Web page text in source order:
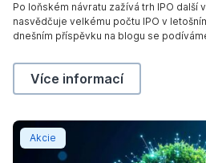
d
o
e
o
c
2
6
Po loňském návratu zažívá trh IPO další
nasvědčuje velkému počtu IPO v
dnešním příspěvku na blogu se
Po silném roce IPO by
Více informací
Akcie
Hlad po energii a